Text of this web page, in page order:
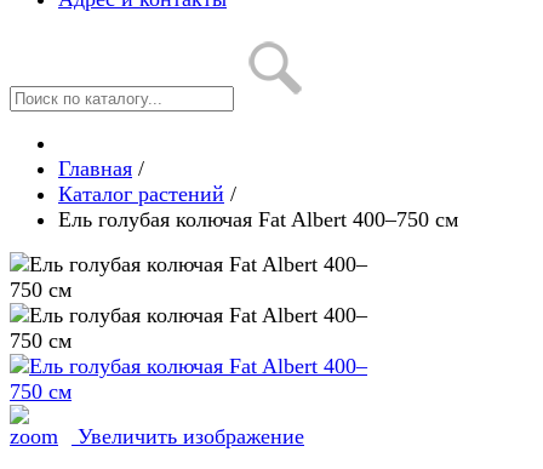
Главная /
Каталог растений /
Ель голубая колючая Fat Albert 400–750 см
Увеличить изображение